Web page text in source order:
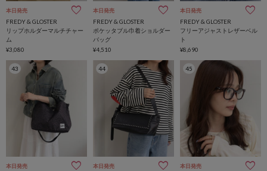
本日発売
FREDY & GLOSTER
リップホルダーマルチチャー
ム
¥3,080
本日発売
FREDY & GLOSTER
ポケッタブル巾着ショルダー
バッグ
¥4,510
本日発売
FREDY & GLOSTER
フリーアジャストレザーベル
ト
¥8,690
43
本日発売
44
本日発売
45
本日発売